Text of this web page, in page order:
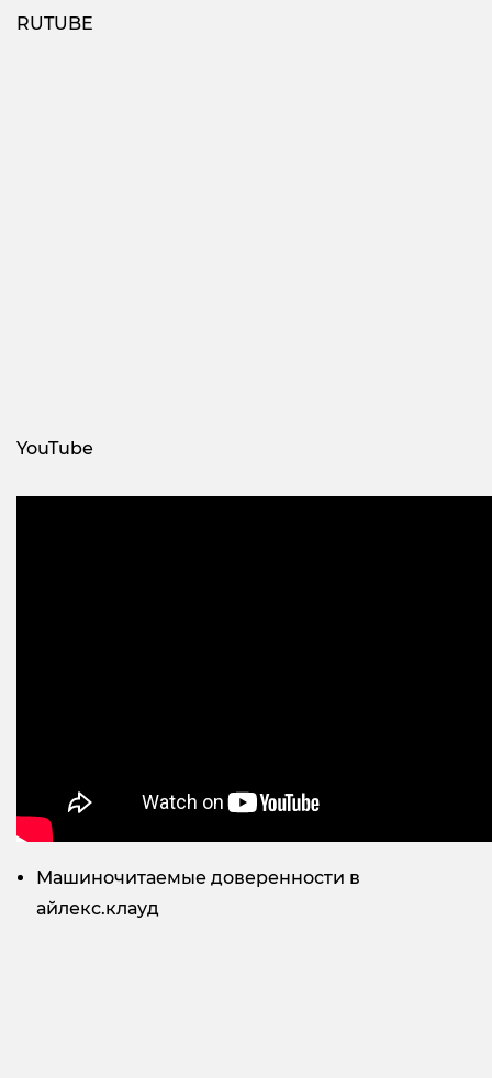
RUTUBE
YouTube
Машиночитаемые доверенности в
айлекс.клауд